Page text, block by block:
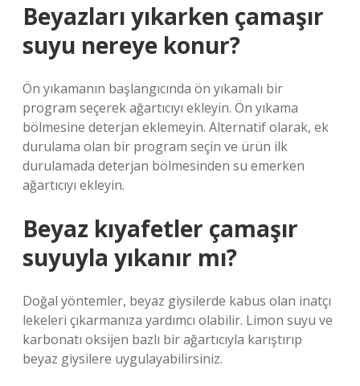
Beyazları yıkarken çamaşır
suyu nereye konur?
Ön yıkamanın başlangıcında ön yıkamalı bir
program seçerek ağartıcıyı ekleyin. Ön yıkama
bölmesine deterjan eklemeyin. Alternatif olarak, ek
durulama olan bir program seçin ve ürün ilk
durulamada deterjan bölmesinden su emerken
ağartıcıyı ekleyin.
Beyaz kıyafetler çamaşır
suyuyla yıkanır mı?
Doğal yöntemler, beyaz giysilerde kabus olan inatçı
lekeleri çıkarmanıza yardımcı olabilir. Limon suyu ve
karbonatı oksijen bazlı bir ağartıcıyla karıştırıp
beyaz giysilere uygulayabilirsiniz.